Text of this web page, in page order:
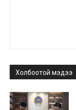
Холбоотой мэдээ